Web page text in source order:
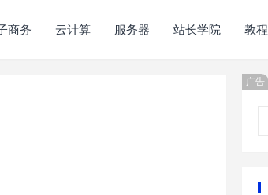
商务 云计算 服务器 站长学院 教程
广告